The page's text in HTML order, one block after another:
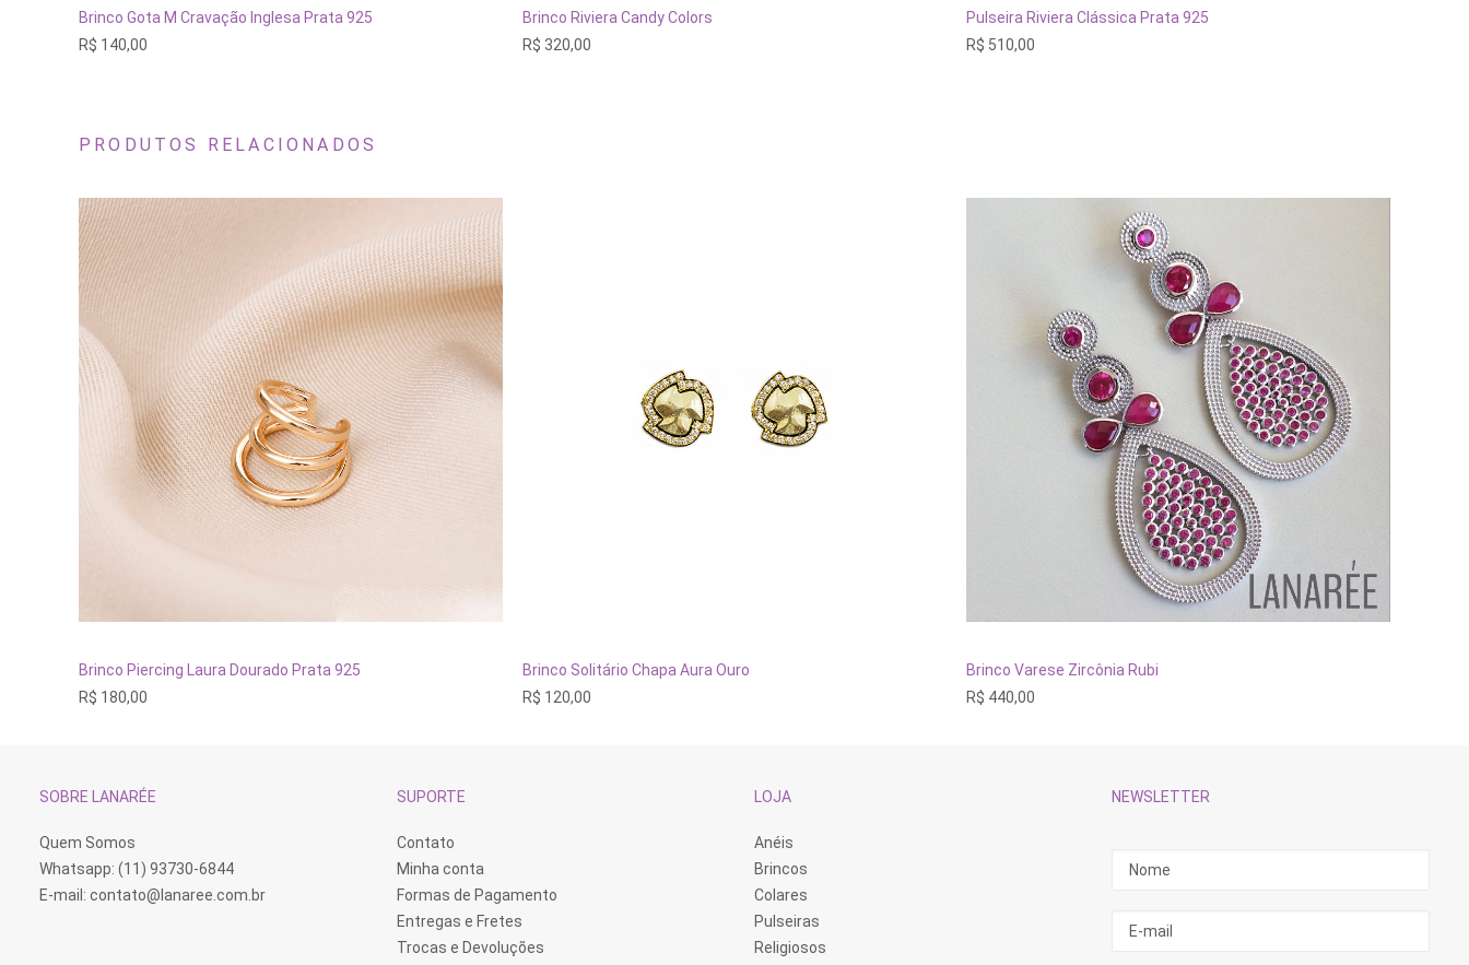
ADICIONAR AO CARRINHO
Brinco Gota M Cravação Inglesa Prata 925
R$ 140,00
ADICIONAR AO CARRINHO
Brinco Riviera Candy Colors
R$ 320,00
ESGOTADO
Pulseira Riviera Clássica Prata 925
R$ 510,00
PRODUTOS RELACIONADOS
ADICIONAR AO CARRINHO
Brinco Piercing Laura Dourado Prata 925
R$ 180,00
ADICIONAR AO CARRINHO
Brinco Solitário Chapa Aura Ouro
R$ 120,00
ADICIONAR AO CARRINHO
Brinco Varese Zircônia Rubi
R$ 440,00
SOBRE LANARÉE
Quem Somos
Whatsapp: (11) 93730-6844
E-mail: contato@lanaree.com.br
SUPORTE
Contato
Minha conta
Formas de Pagamento
Entregas e Fretes
Trocas e Devoluções
LOJA
Anéis
Brincos
Colares
Pulseiras
Religiosos
NEWSLETTER